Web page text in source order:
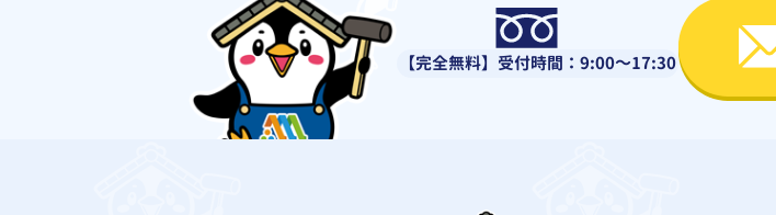
【完全無料】受付時間：9:00～17:30